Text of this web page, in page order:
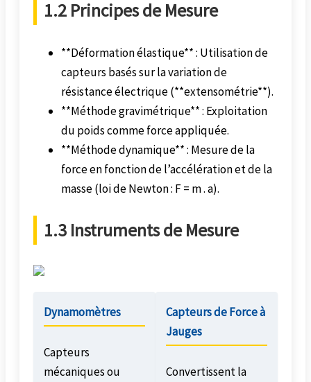
1.2 Principes de Mesure
**Déformation élastique** : Utilisation de
capteurs basés sur la variation de
résistance électrique (**extensométrie**).
**Méthode gravimétrique** : Exploitation
du poids comme force appliquée.
**Méthode dynamique** : Mesure de la
force en fonction de l’accélération et de la
masse (loi de Newton : F = m . a).
1.3 Instruments de Mesure
Dynamomètres
Capteurs
mécaniques ou
Capteurs de Force à
Jauges
Convertissent la